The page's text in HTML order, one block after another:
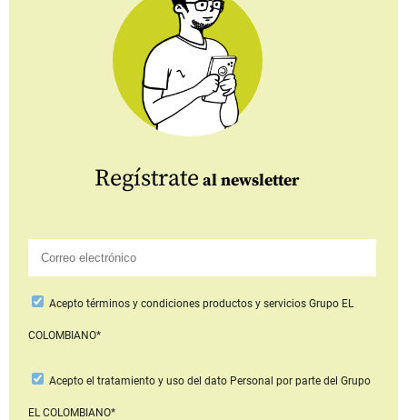
Regístrate al newsletter
Aceptotérminos y condiciones productos y serviciosGrupo EL
COLOMBIANO*
Acepto el tratamiento y uso del dato Personal por parte del Grupo
EL COLOMBIANO*